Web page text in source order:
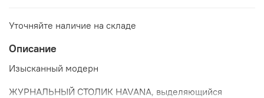
Уточняйте наличие на складе
Описание
Изысканный модерн
ЖУРНАЛЬНЫЙ СТОЛИК HAVANA, выделяющийся